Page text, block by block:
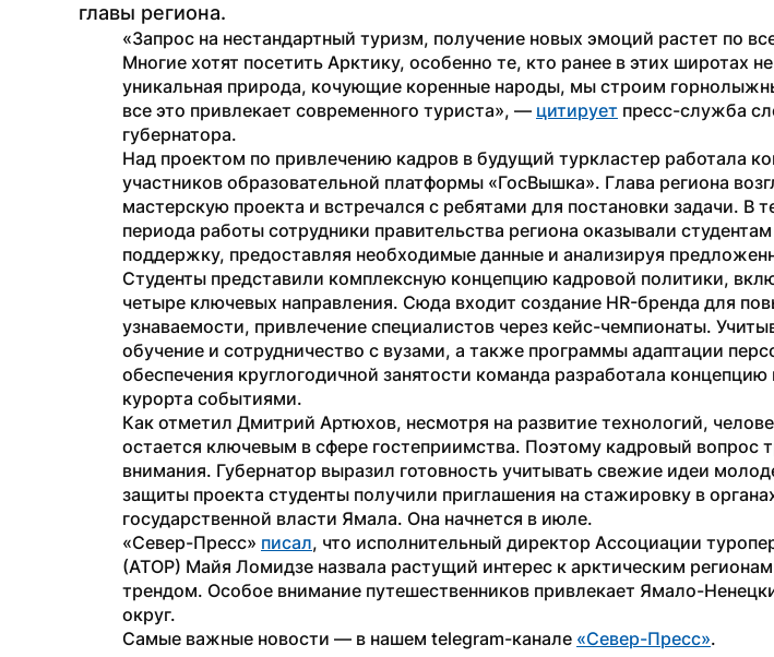
главы региона.
«Запрос на нестандартный туризм, получение новых эмоций растет по
Многие хотят посетить Арктику, особенно те, кто ранее в этих широтах
уникальная природа, кочующие коренные народы, мы строим
все это привлекает современного туриста», — цитирует пресс-служба
губернатора.
Над проектом по привлечению кадров в будущий туркластер работала
участников образовательной платформы «ГосВышка». Глава региона
мастерскую проекта и встречался с ребятами для постановки задачи. В
периода работы сотрудники правительства региона оказывали
поддержку, предоставляя необходимые данные и анализируя
Студенты представили комплексную концепцию кадровой политики,
четыре ключевых направления. Сюда входит создание HR-бренда для
узнаваемости, привлечение специалистов через кейс-чемпионаты.
обучение и сотрудничество с вузами, а также программы адаптации
обеспечения круглогодичной занятости команда разработала концепцию
курорта событиями.
Как отметил Дмитрий Артюхов, несмотря на развитие технологий,
остается ключевым в сфере гостеприимства. Поэтому кадровый вопрос
внимания. Губернатор выразил готовность учитывать свежие идеи
защиты проекта студенты получили приглашения на стажировку в
государственной власти Ямала. Она начнется в июле.
«Север-Пресс» писал, что исполнительный директор Ассоциации
(АТОР) Майя Ломидзе назвала растущий интерес к арктическим
трендом. Особое внимание путешественников привлекает Ямало-
округ.
Самые важные новости — в нашем telegram-канале «Север-Пресс».